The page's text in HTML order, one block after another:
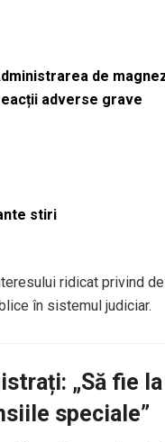
de
adverse grave
stiri
ridicat privind
în sistemul judiciar.
„Să fie
speciale”